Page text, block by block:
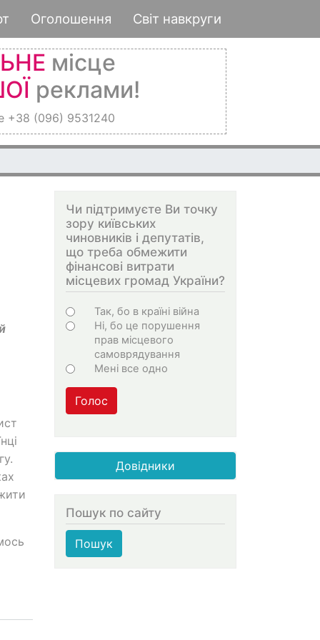
Оголошення Світ навкруги
місце
реклами!
+38 (096) 9531240
Чи підтримуєте Ви точку
зору київських
чиновників і депутатів,
що треба обмежити
фінансові витрати
місцевих громад України?
Choices
Так, бо в країні війна
Ні, бо це порушення
прав місцевого
самоврядування
Мені все одно
Голос
Довідники
Пошук по сайту
Пошук